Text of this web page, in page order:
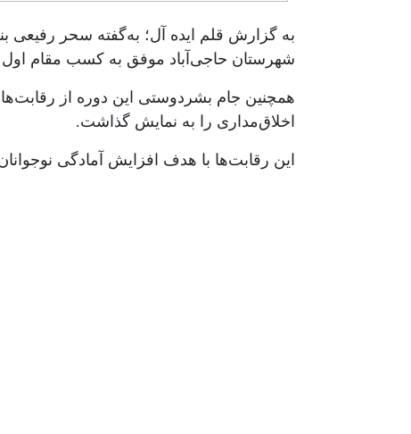
به گزارش قلم ایده آل؛ به‌گفته سحر رفیعی
شهرستان حاجی‌آباد موفق به کسب مقام اول
همچنین جام بشردوستی این دوره از
اخلاق‌مداری را به نمایش گذاشت.
این رقابت‌ها با هدف افزایش آمادگی